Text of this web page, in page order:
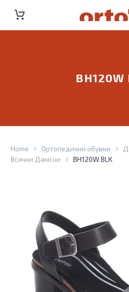
BH120W
Home Ортопедични обувки
Всички Дамски
BH120W BLK